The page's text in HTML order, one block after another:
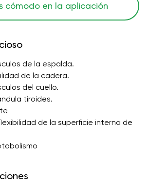
cómodo en la aplicación
de la espalda.
de la cadera.
del cuello.
tiroides.
de la superficie interna de